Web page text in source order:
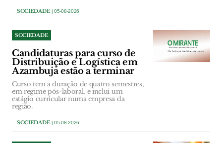
SOCIEDADE| 05-08-2026
SOCIEDADE
Candidaturas para curso de
Distribuição e Logística em
Azambuja estão a terminar
Curso tem a duração de quatro semestres,
em regime pós-laboral, e inclui um
estágio curricular numa empresa da
região.
SOCIEDADE| 05-08-2026